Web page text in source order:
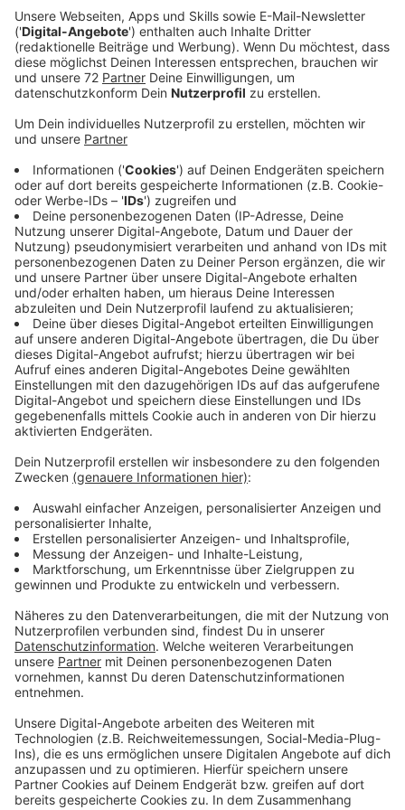
Die Stimme auf "In Your Eyes" kommt diesmal von der
28-jährigen Norwegerin Alida. Letzen Sommer zog sie
aus Norwegen weg nach Los Angeles. Damals schrieb
sie auch den Song. "Es war einer dieser Songs, die sich
quasi von selbst schreiben. Ich fühlte den Song
praktisch das gesamte Jahr über, wusste jedoch bis
dahin nicht, wie ich es am besten artikulieren soll.
Robin Schulz hörte den Song und erweckte ihn zum
Leben ... Ich hoffe, er berührt die Menschen so, wie er
mich berührt hat." Robin Schulz über "In Your Eyes":
"Exakt so stelle ich mir den Start in ein neues Jahr vor.
Ich liebe den Vibe des Tracks und freue mich sehr,
Alida an Bord zu haben. Diese Kollaboration ist der
Beginn eines aufregenden Jahres, ich kann es schlicht
nicht erwarten, loszulegen."
Anzeige
Wir benötigen Ihre
Zustimmung, um den YouTube
Video-Service zu laden!
Wir verwenden einen Service eines
Drittanbieters, um Videoinhalte
einzubetten. Dieser Service kann
Daten zu Ihren Aktivitäten
sammeln. Bitte lesen Sie die
Details durch und stimmen Sie der
Nutzung des Service zu, um dieses
Mehr Informationen
Akzeptieren
Robin Schulz feat. Alida – In Your Eyes (Official Music
Video)
Anzeige